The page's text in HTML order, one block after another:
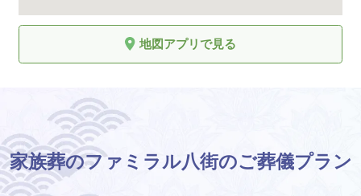
地図アプリで見る
家族葬のファミラル八街のご葬儀プラン